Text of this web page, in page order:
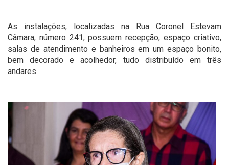
As instalações, localizadas na Rua Coronel Estevam
Câmara, número 241, possuem recepção, espaço criativo,
salas de atendimento e banheiros em um espaço bonito,
bem decorado e acolhedor, tudo distribuído em três
andares.